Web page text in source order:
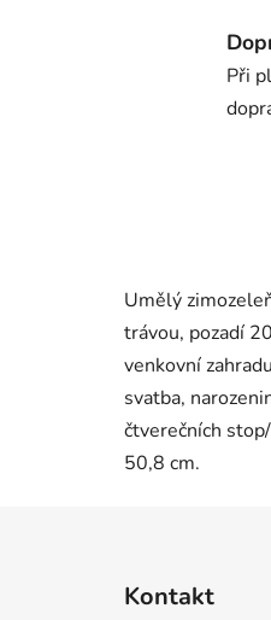
Při
Umělý
trávou, pozadí
venkovní
svatba,
čtverečních
50,8 cm.
Kontakt